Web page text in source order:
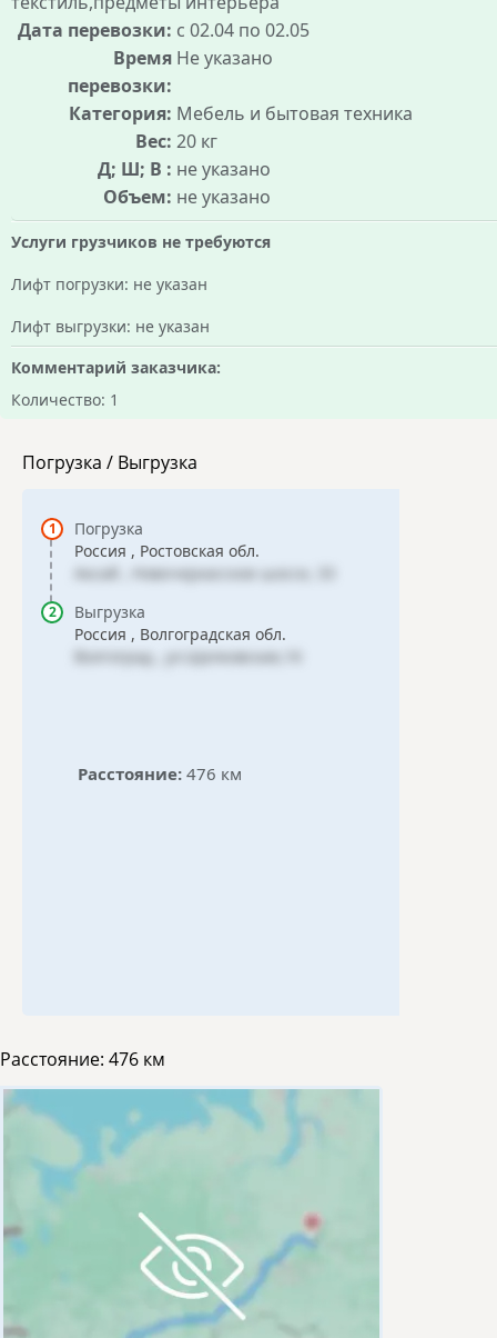
Дата перевозки: с 02.04 по 02.05
Время
перевозки:
Не указано
Категория: Мебель и бытовая техника
Вес: 20 кг
Д; Ш; В : не указано
Объем: не указано
Услуги грузчиков не требуются
Лифт погрузки: не указан
Лифт выгрузки: не указан
Комментарий заказчика:
Количество: 1
Погрузка / Выгрузка
Погрузка
Россия , Ростовская обл.
Аксай , Новочеркасское шоссе, 33
Выгрузка
Россия , Волгоградская обл.
Волгоград , ул.Щелковская,16
Расстояние: 476 км
Расстояние: 476 км